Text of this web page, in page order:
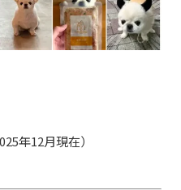
年12月現在）